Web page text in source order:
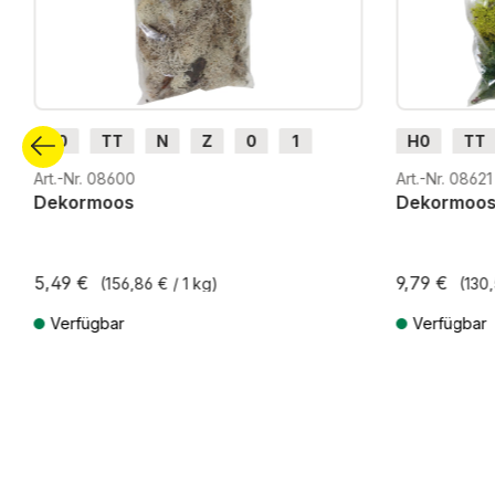
H0 TT N Z 0
1
G
H0m
Art.-Nr. 08600
Dekormoos
5,49 € (156,86 € / 1 kg)
Verfügbar
H0 TT
G
H0m
Art.-Nr. 08621
Dekormoos
9,79 €
Verfügbar